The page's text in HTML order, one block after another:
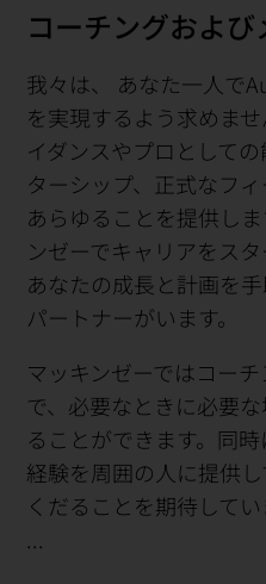
コーチングおよ
我々は、 あなた一人で
を実現するよう求めま
イダンスやプロとして
ターシップ、正式なフ
あらゆることを提供し
ンゼーでキャリアをス
あなたの成長と計画を
パートナーがいます。
マッキンゼーではコー
で、必要なときに必要
ることができます。同
経験を周囲の人に提供
くだることを期待してい
...